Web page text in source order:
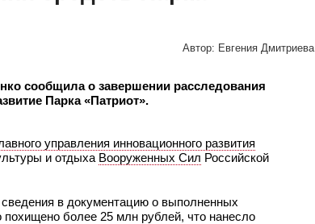
Автор: Евгения Дмитриева
сообщила о завершении расследования
Парка «Патриот».
управления инновационного развития
и отдыха Вооруженных Сил Российской
в документацию о выполненных
более 25 млн рублей, что нанесло